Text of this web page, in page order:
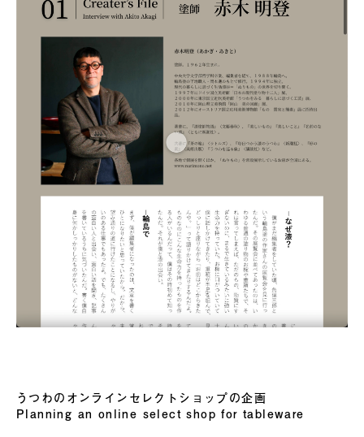
うつわのオンラインセレクトショップの企画
Planning an online select shop for tableware